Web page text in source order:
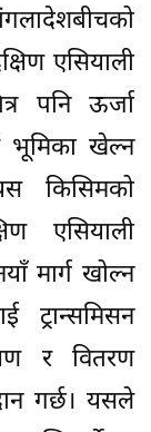
एसियाली
पनि ऊर्जा
भूमिका खेल्न
किसिमको
एसियाली
मार्ग खोल्न
र वितरण
गर्छ। यसले